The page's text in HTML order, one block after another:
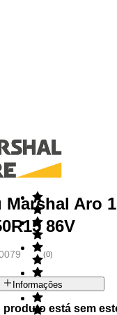
Marshal Aro
86V
(0)
Informações
produto está sem